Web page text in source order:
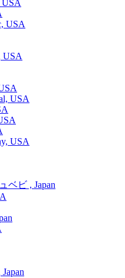
USA
USA
USA
USA
USA
ベビ , Japan